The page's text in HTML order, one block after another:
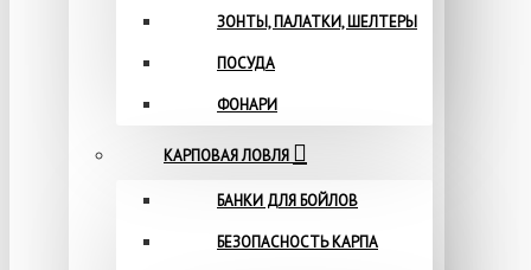
ЗОНТЫ, ПАЛАТКИ, ШЕЛТЕРЫ
ПОСУДА
ФОНАРИ
КАРПОВАЯ ЛОВЛЯ
БАНКИ ДЛЯ БОЙЛОВ
БЕЗОПАСНОСТЬ КАРПА